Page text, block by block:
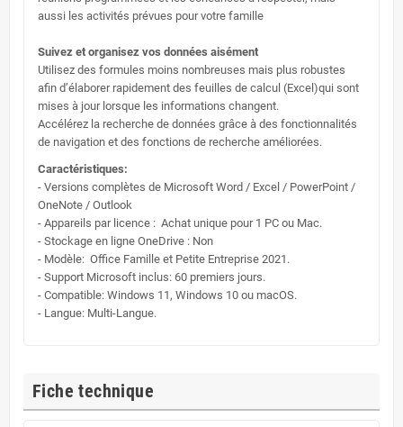
aussi les activités prévues pour votre famille
Suivez et organisez vos données aisément
Utilisez des formules moins nombreuses mais plus robustes
afin d’élaborer rapidement des feuilles de calcul (Excel)qui sont
mises à jour lorsque les informations changent.
Accélérez la recherche de données grâce à des fonctionnalités
de navigation et des fonctions de recherche améliorées.
Caractéristiques:
- Versions complètes de Microsoft Word / Excel / PowerPoint /
OneNote / Outlook
- Appareils par licence : Achat unique pour 1 PC ou Mac.
- Stockage en ligne OneDrive : Non
- Modèle: Office Famille et Petite Entreprise 2021.
- Support Microsoft inclus: 60 premiers jours.
- Compatible: Windows 11, Windows 10 ou macOS.
- Langue: Multi-Langue.
Fiche technique